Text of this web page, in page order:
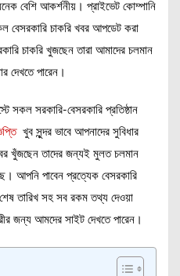
বেশি আকর্শনীয়। প্রাইভেট কোম্পানি
বেসরকারি চাকরি খবর আপডেট করা
চাকরি খুজছেন তারা আমাদের চলমান
দেখতে পারেন।
সকল সরকারি-বেসরকারি প্রতিষ্ঠান
খুব সুন্দর ভাবে আপনাদের সুবিধার
খুঁজছেন তাদের জন্যই মুলত চলমান
আপনি পাবেন প্রত্যেক বেসরকারি
তারিখ সহ সব রকম তথ্য দেওয়া
জন্য আমদের সাইট দেখতে পারেন।